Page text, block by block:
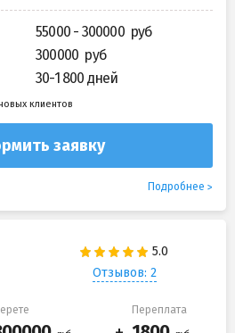
55000 - 300000
300000
30-1 800 дней
клиентов
заявку
Подробнее
Отзывов: 2
Переплата